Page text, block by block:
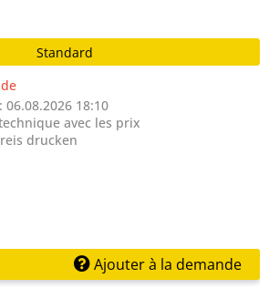
Standard
18:10
avec les prix
drucken
Ajouter à la demande